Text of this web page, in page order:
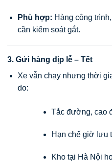
Phù hợp: Hàng công
cần kiểm soát gắt.
3. Gửi hàng dịp lễ – Tết
Xe vẫn chạy nhưng thời
do:
Tắc đường, cao
Hạn chế giờ lưu
Kho tại Hà Nội